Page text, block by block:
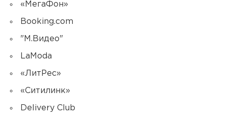
«МегаФон»
Booking.com
"М.Видео"
LaModa
«ЛитРес»
«Ситилинк»
Delivery Club